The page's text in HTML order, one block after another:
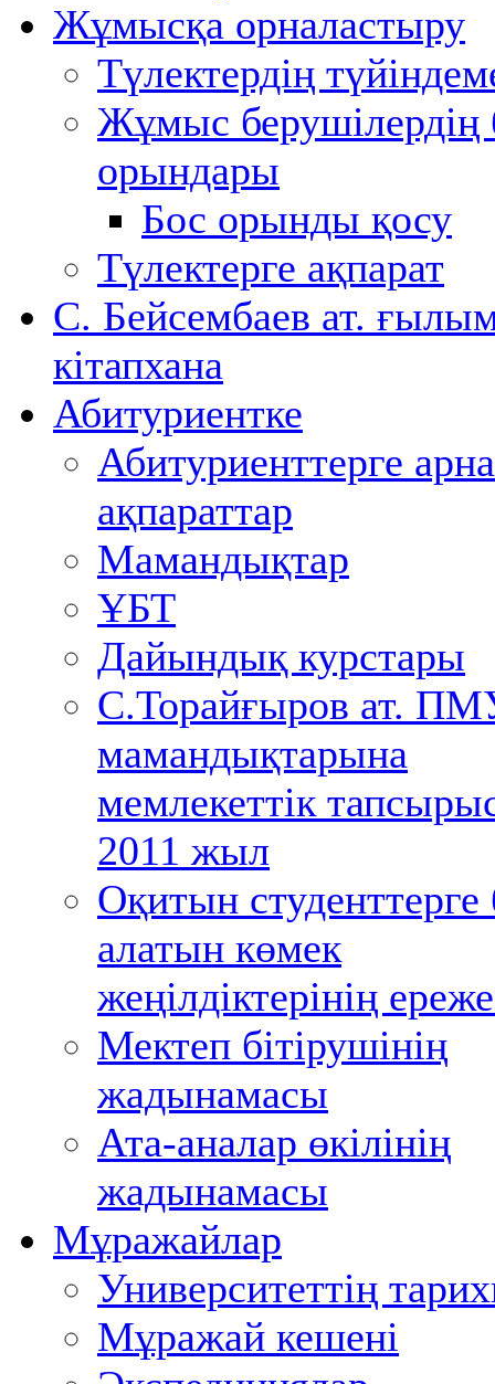
Жұмысқа орналастыру
Түлектердің
Жұмыс берушілердің
орындары
Бос орынды қосу
Түлектерге ақпарат
С. Бейсембаев ат.
кітапхана
Абитуриентке
Абитуриенттерге
ақпараттар
Мамандықтар
ҰБТ
Дайындық курстары
С.Торайғыров ат.
мамандықтарына
мемлекеттік
2011 жыл
Оқитын студенттерге
алатын көмек
жеңілдіктерінің
Мектеп бітірушінің
жадынамасы
Ата-аналар өкілінің
жадынамасы
Мұражайлар
Университеттің
Мұражай кешені